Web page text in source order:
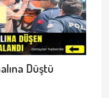
Düştü